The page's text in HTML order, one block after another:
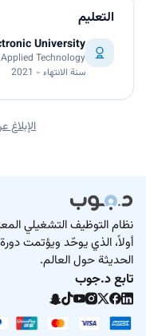
التعليم
University
Applied Technology
سنة الانتهاء - 2021
نظام التوظيف التشغيلي
أولاً، الذي يوحّد ويؤتمت
الحديثة حول العالم.
تابع د.جوب